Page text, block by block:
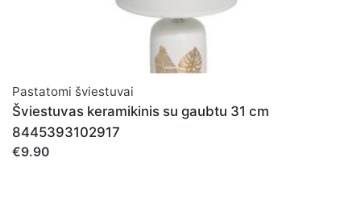
Pastatomi šviestuvai
Šviestuvas keramikinis su gaubtu 31 cm
8445393102917
€9.90